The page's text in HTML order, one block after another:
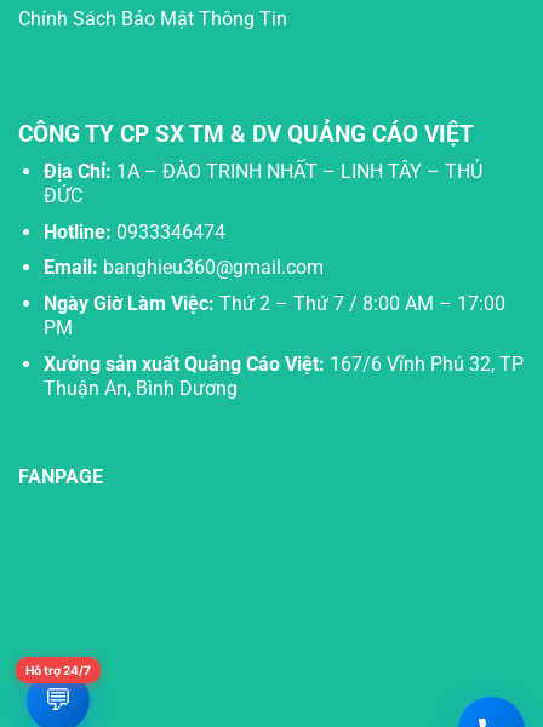
Chính Sách Bảo Mật Thông Tin
CÔNG TY CP SX TM & DV QUẢNG CÁO VIỆT
Địa Chỉ: 1A – ĐÀO TRINH NHẤT – LINH TÂY – THỦ
ĐỨC
Hotline: 0933346474
Email: banghieu360@gmail.com
Ngày Giờ Làm Việc: Thứ 2 – Thứ 7 / 8:00 AM – 17:00
PM
Xưởng sản xuất Quảng Cáo Việt: 167/6 Vĩnh Phú 32, TP
Thuận An, Bình Dương
FANPAGE
💬
Hỗ trợ 24/7